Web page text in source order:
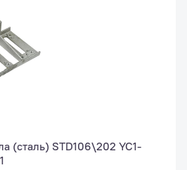
(сталь) STD106\202 YC1-